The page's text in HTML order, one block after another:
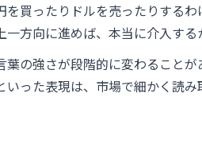
を買ったりドルを売ったりする
方向に進めば、本当に介入する
葉の強さが段階的に変わること
いった表現は、市場で細かく読